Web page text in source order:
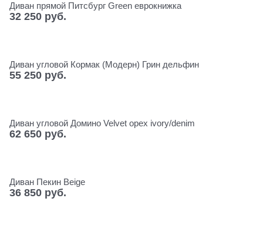
Диван прямой Питсбург Green еврокнижка
32 250 руб.
Диван угловой Кормак (Модерн) Грин дельфин
55 250 руб.
Диван угловой Домино Velvet орех ivory/denim
62 650 руб.
Диван Пекин Beige
36 850 руб.